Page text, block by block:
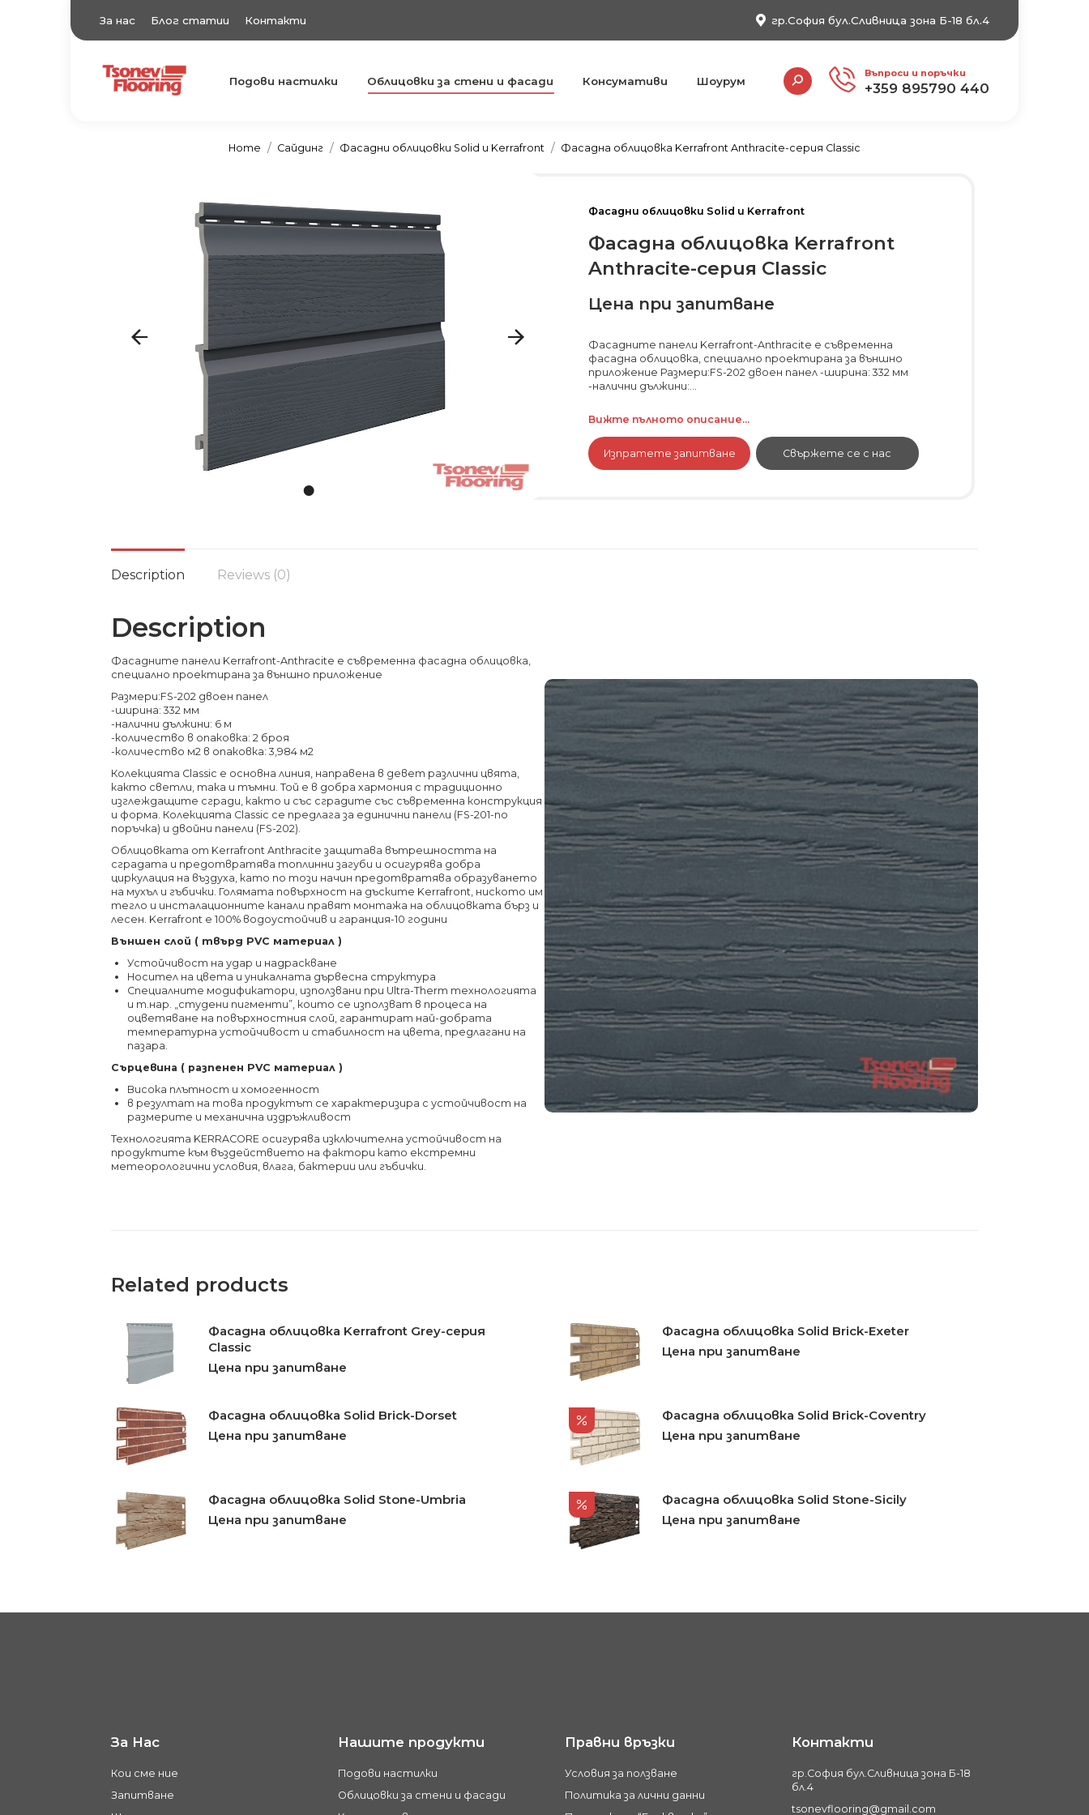
За нас Блог статии Контакти гр.София бул.Сливница зона Б-18 бл.4
TsonevFlooring
Подови настилки Подови настилки Облицовки за стени и фасади Консумативи Шоурум
Search: Въпроси и поръчки
+359 895790 440
You are here:
Home Сайдинг Фасадни облицовки Solid и Kerrafront Фасадна облицовка Kerrafront Anthracite-серия Classic
Фасадни облицовки Solid и Kerrafront
Фасадна облицовка Kerrafront
Anthracite-серия Classic
Цена при запитване
Фасадните панели Kerrafront-Anthracite е съвременна
фасадна облицовка, специално проектирана за външно
приложение Размери:FS-202 двоен панел -ширина: 332 мм
-налични дължини:...
Вижте пълното описание...
Изпратете запитване Свържете се с нас
Description Reviews (0)
Description
Фасадните панели Kerrafront-Anthracite е съвременна фасадна облицовка,
специално проектирана за външно приложение
Размери:FS-202 двоен панел
-ширина: 332 мм
-налични дължини: 6 м
-количество в опаковка: 2 броя
-количество м2 в опаковка: 3,984 м2
Колекцията Classic е основна линия, направена в девет различни цвята,
както светли, така и тъмни. Той е в добра хармония с традиционно
изглеждащите сгради, както и със сградите със съвременна конструкция
и форма. Колекцията Classic се предлага за единични панели (FS-201-по
поръчка) и двойни панели (FS-202).
Облицовката от Kerrafront Anthracite защитава вътрешността на
сградата и предотвратява топлинни загуби и осигурява добра
циркулация на въздуха, като по този начин предотвратява образуването
на мухъл и гъбички. Голямата повърхност на дъските Kerrafront, ниското им
тегло и инсталационните канали правят монтажа на облицовката бърз и
лесен. Kerrafront е 100% водоустойчив и гаранция-10 години
Външен слой ( твърд PVC материал )
Устойчивост на удар и надраскване
Носител на цвета и уникалната дървесна структура
Специалните модификатори, използвани при Ultra-Therm технологията
и т.нар. „студени пигменти”, които се използват в процеса на
оцветяване на повърхностния слой, гарантират най-добрата
температурна устойчивост и стабилност на цвета, предлагани на
пазара.
Сърцевина ( разпенен PVC материал )
Висока плътност и хомогенност
в резултат на това продуктът се характеризира с устойчивост на
размерите и механична издръжливост
Технологията KERRACORE осигурява изключителна устойчивост на
продуктите към въздействието на фактори като екстремни
метеорологични условия, влага, бактерии или гъбички.
Related products
Фасадна облицовка Kerrafront Grey-серия
Classic
Цена при запитване
Фасадна облицовка Solid Brick-Exeter
Цена при запитване
Фасадна облицовка Solid Brick-Dorset
Цена при запитване
Фасадна облицовка Solid Brick-Coventry
Цена при запитване
Фасадна облицовка Solid Stone-Umbria
Цена при запитване
Фасадна облицовка Solid Stone-Sicily
Цена при запитване
За Нас
Кои сме ние
Запитване
Нашите продукти
Подови настилки
Облицовки за стени и фасади
Правни връзки
Условия за ползване
Политика за лични данни
Контакти
гр.София бул.Сливница зона Б-18
бл.4
tsonevflooring@gmail.com